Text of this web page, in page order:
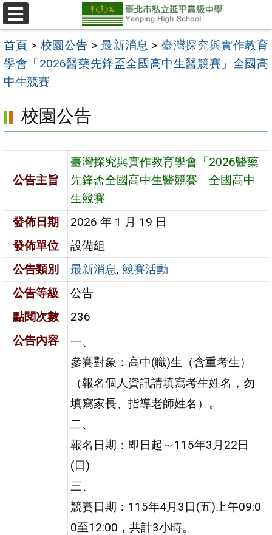
跳
至
主
要
內
選
單
首頁 > 校園公告 >最新消息 > 臺灣探究與實作教育
學會「2026醫藥先鋒盃全國高中生醫競賽」全國高
中生競賽
校園公告
公告主旨
臺灣探究與實作教育學會「2026醫藥
先鋒盃全國高中生醫競賽」全國高中
生競賽
發佈日期
2026 年 1 月 19 日
發佈單位
設備組
公告類別
最新消息,競賽活動
公告等級
公告
點閱次數
236
公告內容
一、
參賽對象：高中(職)生（含重考生）
（報名個人資訊請填寫考生姓名，勿
填寫家長、指導老師姓名）。
二、
報名日期：即日起～115年3月22日
(日)
三、
競賽日期：115年4月3日(五)上午09:0
0至12:00，共計3小時。